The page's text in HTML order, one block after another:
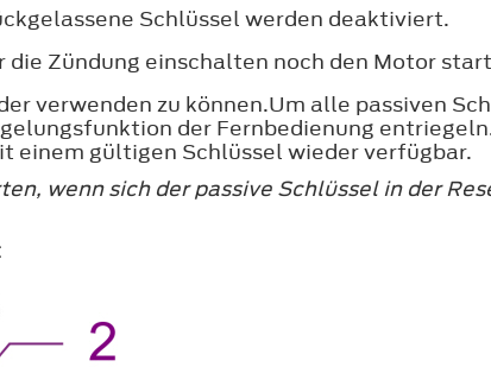
Schlüssel werden deaktiviert.
Zündung einschalten noch den Motor
verwenden zu können.Um alle passiven
der Fernbedienung
einem gültigen Schlüssel wieder verfügbar.
wenn sich der passive Schlüssel in der